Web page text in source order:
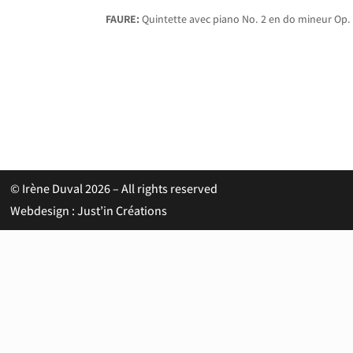
FAURE:Quintette avec piano No. 2 en do mineur Op.
© Irène Duval 2026 – All rights reserved
Webdesign : Just’in Créations